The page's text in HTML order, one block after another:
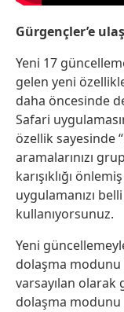
Gürgençler’e
Yeni 17
gelen yeni
daha öncesinde
Safari
özellik sayesinde
aramalarınızı
karışıklığı
uygulamanızı
kullanıyorsunuz.
Yeni
dolaşma
varsayılan
dolaşma modunu